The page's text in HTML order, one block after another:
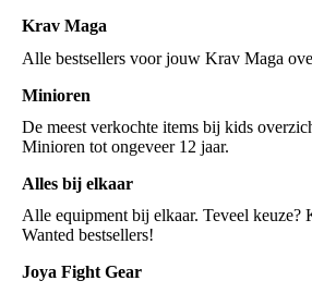
Krav Maga
Alle bestsellers voor jouw Krav Maga
Minioren
De meest verkochte items bij kids
Minioren tot ongeveer 12 jaar.
Alles bij elkaar
Alle equipment bij elkaar. Teveel
Wanted bestsellers!
Joya Fight Gear